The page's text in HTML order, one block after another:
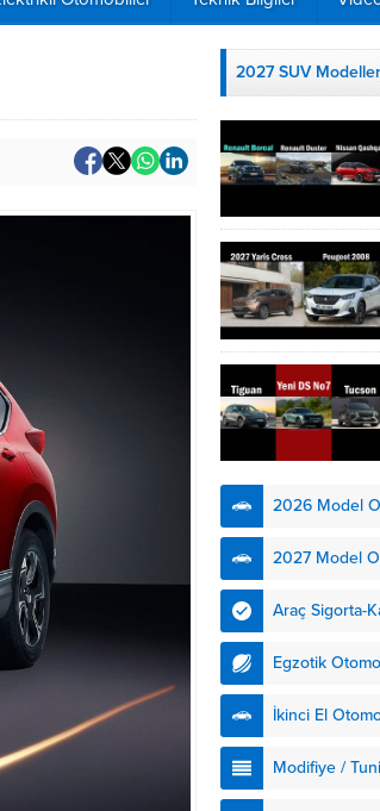
2027 SUV
2026 Model
2027 Model
Araç Sigorta-
Egzotik
İkinci El
Modifiye /